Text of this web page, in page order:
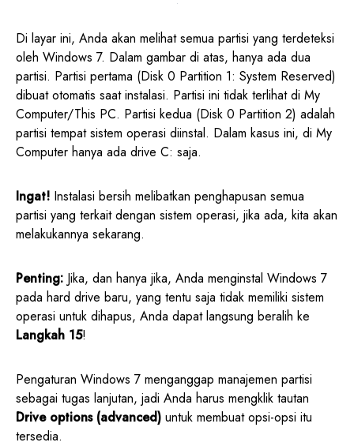
Di layar ini, Anda akan melihat semua partisi yang terdeteksi
oleh Windows 7. Dalam gambar di atas, hanya ada dua
partisi. Partisi pertama (Disk 0 Partition 1: System Reserved)
dibuat otomatis saat instalasi. Partisi ini tidak terlihat di My
Computer/This PC. Partisi kedua (Disk 0 Partition 2) adalah
partisi tempat sistem operasi diinstal. Dalam kasus ini, di My
Computer hanya ada drive C: saja.
Ingat! Instalasi bersih melibatkan penghapusan semua
partisi yang terkait dengan sistem operasi, jika ada, kita akan
melakukannya sekarang.
Penting: Jika, dan hanya jika, Anda menginstal Windows 7
pada hard drive baru, yang tentu saja tidak memiliki sistem
operasi untuk dihapus, Anda dapat langsung beralih ke
Langkah 15!
Pengaturan Windows 7 menganggap manajemen partisi
sebagai tugas lanjutan, jadi Anda harus mengklik tautan
Drive options (advanced) untuk membuat opsi-opsi itu
tersedia.